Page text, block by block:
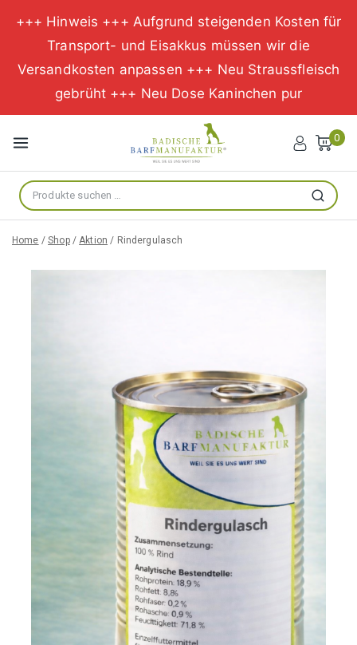
+++ Hinweis +++ Aufgrund steigenden Kosten für
Transport- und Eisakkus müssen wir die
Versandkosten anpassen +++ Neu Straussfleisch
gebrüht +++ Neu Dose Kaninchen pur
Inhalt
springen
0
Suche
nach:
Suchen
Home / Shop / Aktion / Rindergulasch